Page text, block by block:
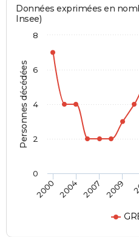
Personnes décédées
Données exprimées en
Insee)
2000 2004 2007 2009
0
2
4
6
8